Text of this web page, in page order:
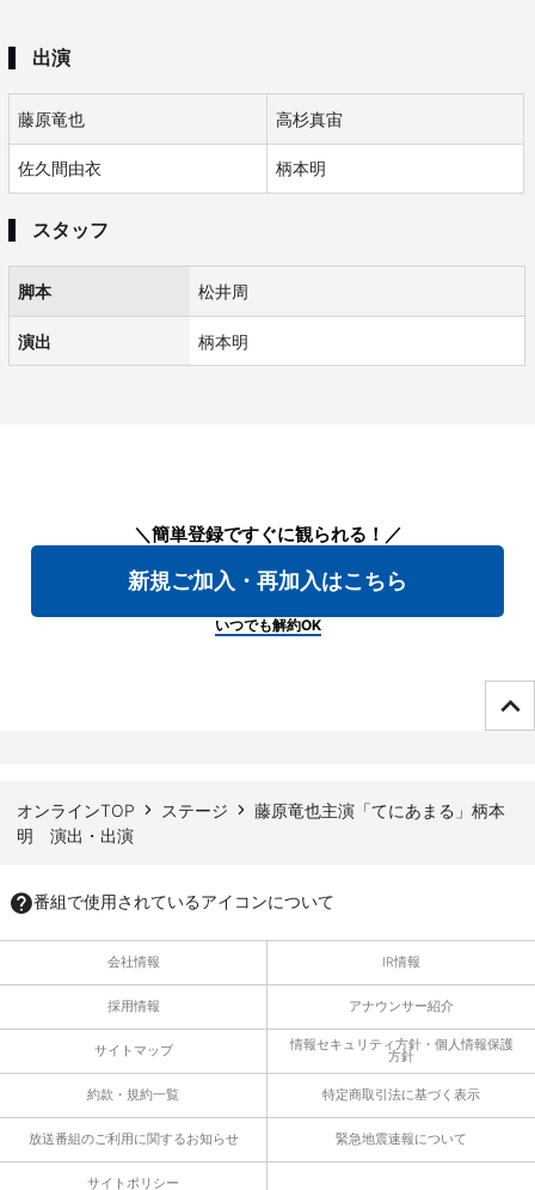
出演
藤原竜也 高杉真宙
佐久間由衣 柄本明
スタッフ
脚本 松井周
演出 柄本明
＼簡単登録ですぐに観られる！／
新規ご加入・再加入はこちら
いつでも解約OK
オンラインTOP ステージ
藤原竜也主演「てにあまる」柄本
明 演出・出演
番組で使用されているアイコンについて
会社情報 IR情報
採用情報 アナウンサー紹介
サイトマップ 情報セキュリティ方針・個人情報保護
方針
約款・規約一覧 特定商取引法に基づく表示
放送番組のご利用に関するお知らせ 緊急地震速報について
サイトポリシー